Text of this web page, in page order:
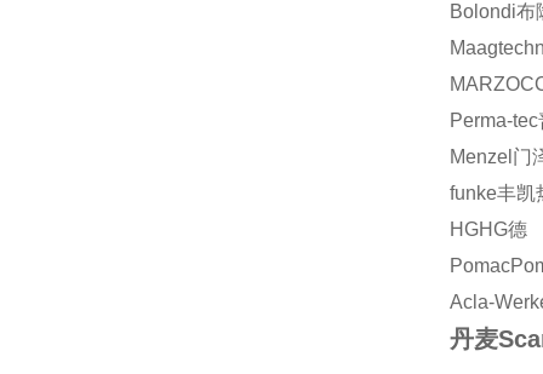
Bolondi布
Perma-tec
Menzel 门
funke丰凯
HGHG德
Pomac
Acla-
丹麦